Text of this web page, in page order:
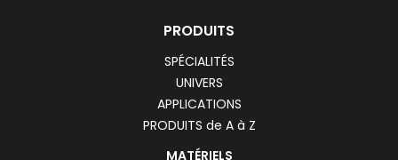
PRODUITS
SPÉCIALITÉS
UNIVERS
APPLICATIONS
PRODUITS de A à Z
MATÉRIELS